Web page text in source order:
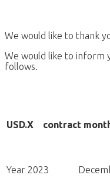
We would like to thank
We would like to inform
follows.
USD.X contract
Year 2023